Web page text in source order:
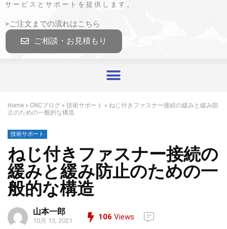
サービスとサポートを提供します。
>ご注文までの流れはこちら
ご相談・お見積もり
Home » CNCブログ » 技術サポート » ねじ付きファスナー接続の緩みと緩み防
止のための一般的な構造
技術サポート
ねじ付きファスナー接続の
緩みと緩み防止のための一
般的な構造
山本一郎
10月 13, 2021 106 Views